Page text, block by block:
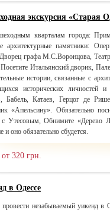
экскурсия «Старая
кварталам города:
архитектурные памятники:
графа М.С.Воронцова,
Итальянский дворик,
истории, связанные с
исторических личностей
Бабель, Катаев, Герцог де
«Апельсину». Обязательно
Утесовым, Обнимите «Дерево
и оно обязательно сбудется.
320 грн.
в Одессе
провести незабываемый уикенд